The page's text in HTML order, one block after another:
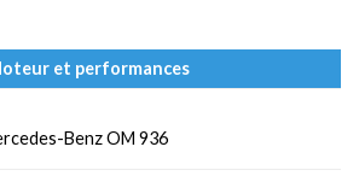
et performances
Benz OM 936